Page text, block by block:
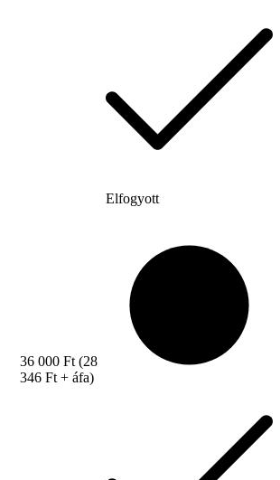
36 000 Ft (28
346 Ft + áfa)
Elfogyott